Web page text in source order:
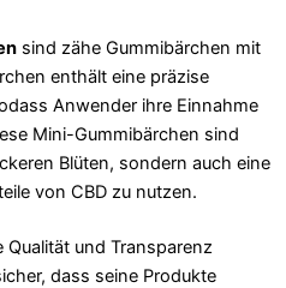
sind zähe Gummibärchen mit
enthält eine präzise
Anwender ihre Einnahme
Mini-Gummibärchen sind
Blüten, sondern auch eine
von CBD zu nutzen.
Qualität und Transparenz
dass seine Produkte